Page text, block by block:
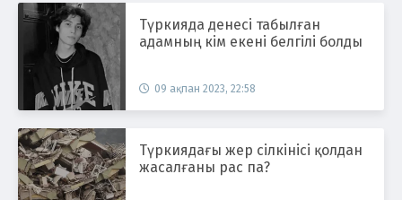
Түркияда денесі табылған
адамның кім екені белгілі болды
09 ақпан 2023, 22:58
Түркиядағы жер сілкінісі қолдан
жасалғаны рас па?